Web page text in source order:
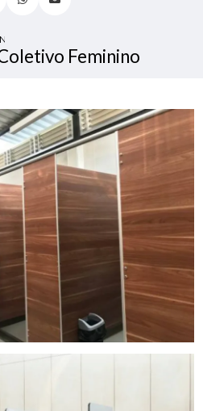
COLETIVO FEMININO
Feminino